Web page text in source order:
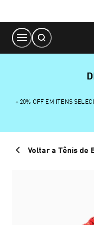
Content
+ 20% OFF EM ITENS
Voltar a Tênis de